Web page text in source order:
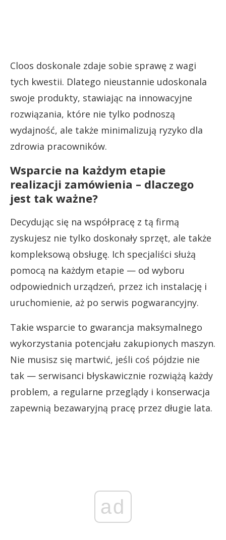
Cloos doskonale zdaje sobie sprawę z wagi
tych kwestii. Dlatego nieustannie udoskonala
swoje produkty, stawiając na innowacyjne
rozwiązania, które nie tylko podnoszą
wydajność, ale także minimalizują ryzyko dla
zdrowia pracowników.
Wsparcie na każdym etapie
realizacji zamówienia – dlaczego
jest tak ważne?
Decydując się na współpracę z tą firmą
zyskujesz nie tylko doskonały sprzęt, ale także
kompleksową obsługę. Ich specjaliści służą
pomocą na każdym etapie — od wyboru
odpowiednich urządzeń, przez ich instalację i
uruchomienie, aż po serwis pogwarancyjny.
Takie wsparcie to gwarancja maksymalnego
wykorzystania potencjału zakupionych maszyn.
Nie musisz się martwić, jeśli coś pójdzie nie
tak — serwisanci błyskawicznie rozwiążą każdy
problem, a regularne przeglądy i konserwacja
zapewnią bezawaryjną pracę przez długie lata.
ad